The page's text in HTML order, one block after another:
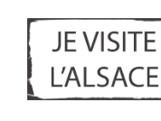
contenu